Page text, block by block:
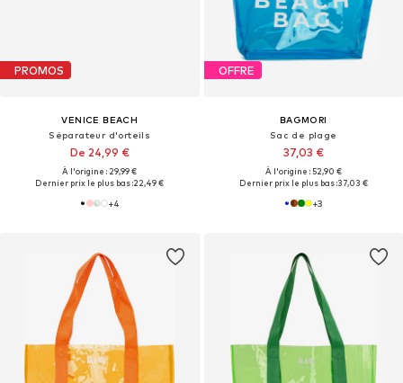
PROMOS
VENICE BEACH
Séparateur d'orteils
De 24,99 €
À l'origine : 29,99 €
Dernier prix le plus bas :22,49 €
+4
OFFRE
BAGMORI
Sac de plage
37,03 €
À l'origine : 52,90 €
Dernier prix le plus bas :37,03 €
+3